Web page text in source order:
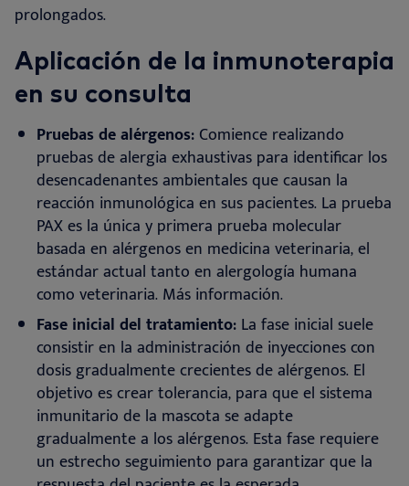
prolongados.
Aplicación de la inmunoterapia
en su consulta
Pruebas de alérgenos: Comience realizando
pruebas de alergia exhaustivas para identificar los
desencadenantes ambientales que causan la
reacción inmunológica en sus pacientes. La prueba
PAX es la única y primera prueba molecular
basada en alérgenos en medicina veterinaria, el
estándar actual tanto en alergología humana
como veterinaria. Más información.
Fase inicial del tratamiento: La fase inicial suele
consistir en la administración de inyecciones con
dosis gradualmente crecientes de alérgenos. El
objetivo es crear tolerancia, para que el sistema
inmunitario de la mascota se adapte
gradualmente a los alérgenos. Esta fase requiere
un estrecho seguimiento para garantizar que la